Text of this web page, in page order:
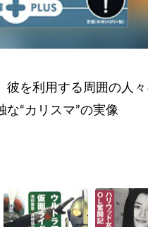
彼を利用する周囲の人
“カリスマ”の実像